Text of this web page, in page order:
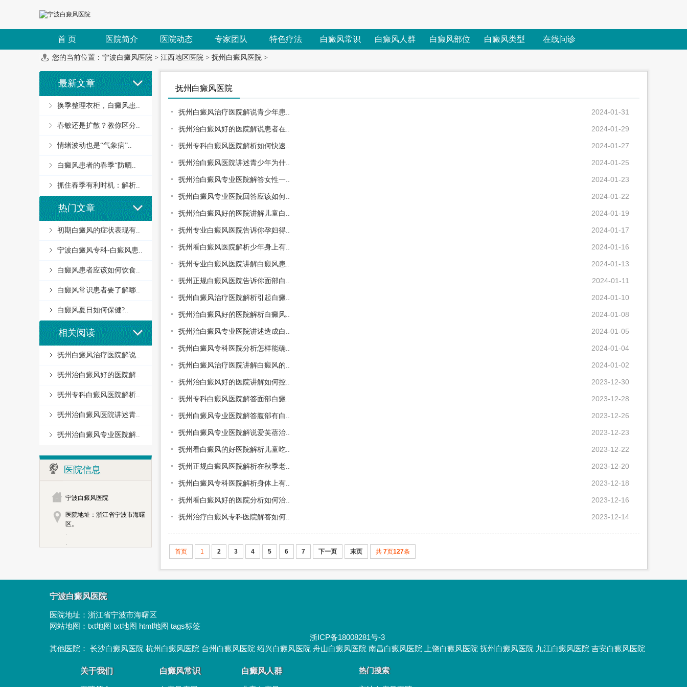
首 页 医院简介 医院动态 专家团队 特色疗法 白癜风常识 白癜风人群 白癜风部位 白癜风类型 在线问诊
您的当前位置： 宁波白癜风医院 > 江西地区医院 > 抚州白癜风医院 >
最新文章
换季整理衣柜，白癜风患..
春敏还是扩散？教你区分..
情绪波动也是“气象病”..
白癜风患者的春季“防晒..
抓住春季有利时机：解析..
热门文章
初期白癜风的症状表现有..
宁波白癜风专科-白癜风患..
白癜风患者应该如何饮食..
白癜风常识患者要了解哪..
白癜风夏日如何保健?..
相关阅读
抚州白癜风治疗医院解说..
抚州治白癜风好的医院解..
抚州专科白癜风医院解析..
抚州治白癜风医院讲述青..
抚州治白癜风专业医院解..
医院信息
宁波白癜风医院
医院地址：浙江省宁波市海曙
区。
.
.
抚州白癜风医院
2024-01-31
抚州白癜风治疗医院解说青少年患..
2024-01-29
抚州治白癜风好的医院解说患者在..
2024-01-27
抚州专科白癜风医院解析如何快速..
2024-01-25
抚州治白癜风医院讲述青少年为什..
2024-01-23
抚州治白癜风专业医院解答女性一..
2024-01-22
抚州白癜风专业医院回答应该如何..
2024-01-19
抚州治白癜风好的医院讲解儿童白..
2024-01-17
抚州专业白癜风医院告诉你孕妇得..
2024-01-16
抚州看白癜风医院解析少年身上有..
2024-01-13
抚州专业白癜风医院讲解白癜风患..
2024-01-11
抚州正规白癜风医院告诉你面部白..
2024-01-10
抚州白癜风治疗医院解析引起白癜..
2024-01-08
抚州治白癜风好的医院解析白癜风..
2024-01-05
抚州治白癜风专业医院讲述造成白..
2024-01-04
抚州白癜风专科医院分析怎样能确..
2024-01-02
抚州白癜风治疗医院讲解白癜风的..
2023-12-30
抚州治白癜风好的医院讲解如何控..
2023-12-28
抚州专科白癜风医院解答面部白癜..
2023-12-26
抚州白癜风专业医院解答腹部有白..
2023-12-23
抚州白癜风专业医院解说爱芙蓓治..
2023-12-22
抚州看白癜风的好医院解析儿童吃..
2023-12-20
抚州正规白癜风医院解析在秋季老..
2023-12-18
抚州白癜风专科医院解析身体上有..
2023-12-16
抚州看白癜风好的医院分析如何治..
2023-12-14
抚州治疗白癜风专科医院解答如何..
首页 1 2 3 4 5 6 7 下一页 末页 共 7页127条
宁波白癜风医院
医院地址： 浙江省宁波市海曙区
网站地图： txt地图 txt地图 html地图 tags标签
浙ICP备18008281号-3
其他医院： 长沙白癜风医院 杭州白癜风医院 台州白癜风医院 绍兴白癜风医院 舟山白癜风医院 南昌白癜风医院 上饶白癜风医院 抚州白癜风医院 九江白癜风医院 吉安白癜风医院
关于我们 白癜风常识 白癜风人群 热门搜索